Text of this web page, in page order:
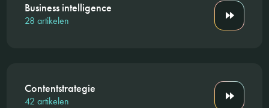
Business intelligence
28 artikelen
Contentstrategie
42 artikelen